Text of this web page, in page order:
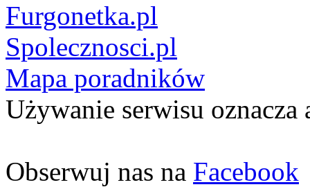
Furgonetka.pl
Spolecznosci.pl
Mapa poradników
Używanie serwisu oznacza
Obserwuj nas na Facebook